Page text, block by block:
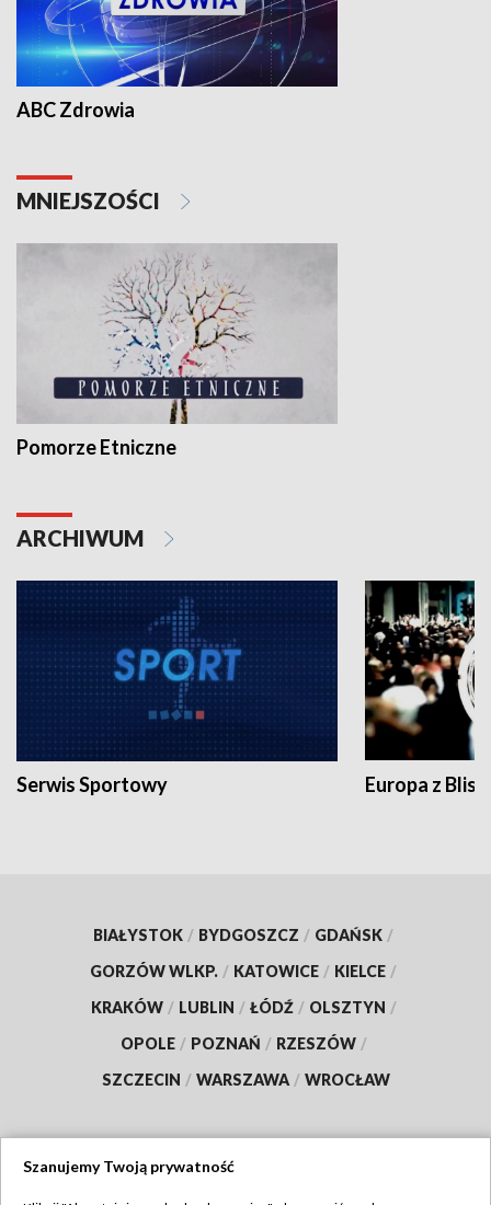
ABC Zdrowia
MNIEJSZOŚCI
Pomorze Etniczne
ARCHIWUM
Serwis Sportowy Europa z
BIAŁYSTOK / BYDGOSZCZ / GDAŃSK /
GORZÓW WLKP. / KATOWICE / KIELCE /
KRAKÓW / LUBLIN / ŁÓDŹ / OLSZTYN /
OPOLE / POZNAŃ / RZESZÓW /
SZCZECIN / WARSZAWA / WROCŁAW
Szanujemy Twoją prywatność